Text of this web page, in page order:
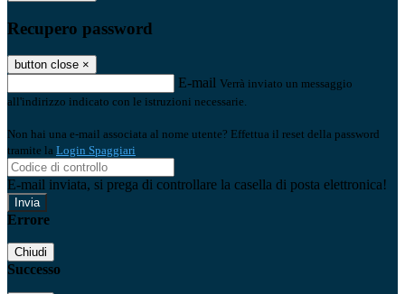
Recupero password
button close ×
E-mail Verrà inviato un messaggio
all'indirizzo indicato con le istruzioni necessarie.
Non hai una e-mail associata al nome utente? Effettua il reset della password
tramite la Login Spaggiari
E-mail inviata, si prega di controllare la casella di posta elettronica!
Errore
Chiudi
Successo